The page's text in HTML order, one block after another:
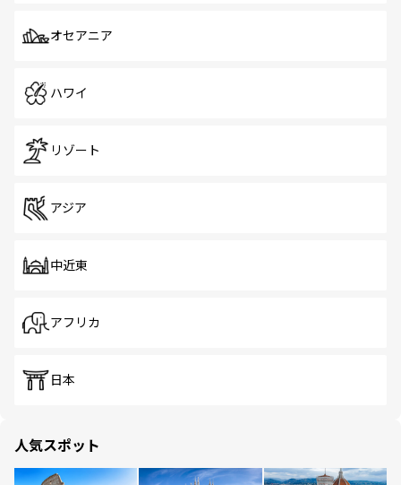
オセアニア
ハワイ
リゾート
アジア
中近東
アフリカ
日本
人気スポット